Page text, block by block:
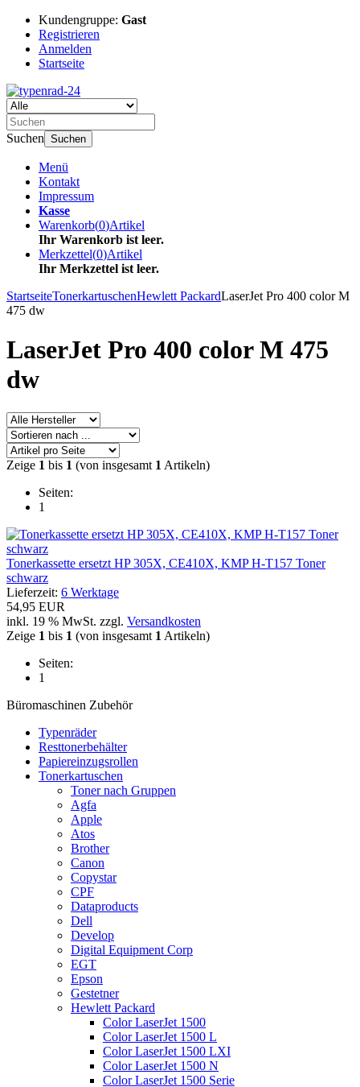
Kundengruppe: Gast
Registrieren
Anmelden
Startseite
Suchen Suchen
Menü
Kontakt
Impressum
Kasse
Warenkorb(0)Artikel
Ihr Warenkorb ist leer.
Merkzettel(0)Artikel
Ihr Merkzettel ist leer.
StartseiteTonerkartuschenHewlett PackardLaserJet Pro 400 color M
475 dw
LaserJet Pro 400 color M 475
dw
Zeige 1 bis 1 (von insgesamt 1 Artikeln)
Seiten:
1
Tonerkassette ersetzt HP 305X, CE410X, KMP H-T157 Toner
schwarz
Lieferzeit: 6 Werktage
54,95 EUR
inkl. 19 % MwSt. zzgl. Versandkosten
Zeige 1 bis 1 (von insgesamt 1 Artikeln)
Seiten:
1
Büromaschinen Zubehör
Typenräder
Resttonerbehälter
Papiereinzugsrollen
Tonerkartuschen
Toner nach Gruppen
Agfa
Apple
Atos
Brother
Canon
Copystar
CPF
Dataproducts
Dell
Develop
Digital Equipment Corp
EGT
Epson
Gestetner
Hewlett Packard
Color LaserJet 1500
Color LaserJet 1500 L
Color LaserJet 1500 LXI
Color LaserJet 1500 N
Color LaserJet 1500 Serie